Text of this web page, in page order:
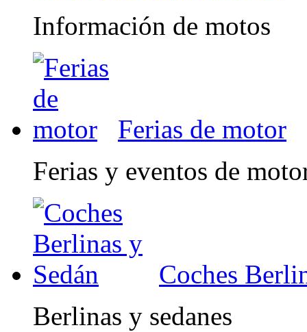
Información de motos
Ferias de motor
Ferias y eventos de
Coches
Berlinas y sedanes